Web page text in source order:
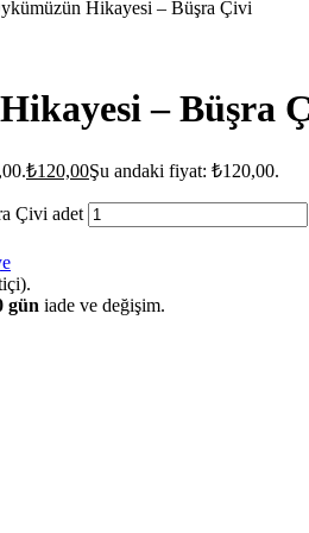
Hikayesi – Büşra Çivi
– Büşra
₺120,00Şu andaki fiyat: ₺120,00.
Çivi adet
gün iade ve değişim.